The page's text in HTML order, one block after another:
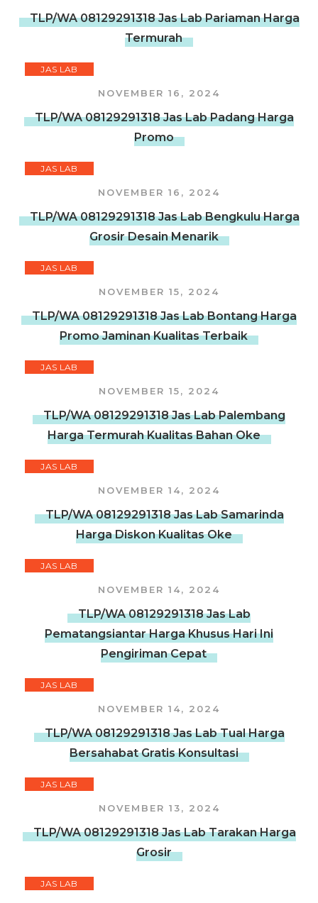
TLP/WA 08129291318 Jas Lab Pariaman Harga
Termurah
JAS LAB
NOVEMBER 16, 2024
TLP/WA 08129291318 Jas Lab Padang Harga
Promo
JAS LAB
NOVEMBER 16, 2024
TLP/WA 08129291318 Jas Lab Bengkulu Harga
Grosir Desain Menarik
JAS LAB
NOVEMBER 15, 2024
TLP/WA 08129291318 Jas Lab Bontang Harga
Promo Jaminan Kualitas Terbaik
JAS LAB
NOVEMBER 15, 2024
TLP/WA 08129291318 Jas Lab Palembang
Harga Termurah Kualitas Bahan Oke
JAS LAB
NOVEMBER 14, 2024
TLP/WA 08129291318 Jas Lab Samarinda
Harga Diskon Kualitas Oke
JAS LAB
NOVEMBER 14, 2024
TLP/WA 08129291318 Jas Lab
Pematangsiantar Harga Khusus Hari Ini
Pengiriman Cepat
JAS LAB
NOVEMBER 14, 2024
TLP/WA 08129291318 Jas Lab Tual Harga
Bersahabat Gratis Konsultasi
JAS LAB
NOVEMBER 13, 2024
TLP/WA 08129291318 Jas Lab Tarakan Harga
Grosir
JAS LAB